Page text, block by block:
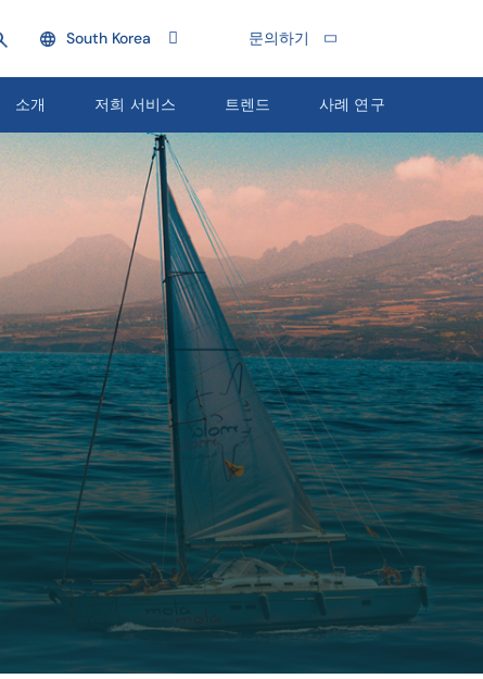
South Korea 문의하기
소개 저희 서비스 트렌드 사례 연구